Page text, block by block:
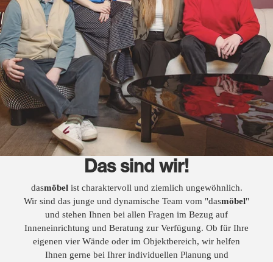
Das sind wir!
dasmöbelist charaktervoll und ziemlich ungewöhnlich.
Wir sind das junge und dynamische Team vom "dasmöbel"
und stehen Ihnen bei allen Fragen im Bezug auf
Inneneinrichtung und Beratung zur Verfügung. Ob für Ihre
eigenen vier Wände oder im Objektbereich, wir helfen
Ihnen gerne bei Ihrer individuellen Planung und